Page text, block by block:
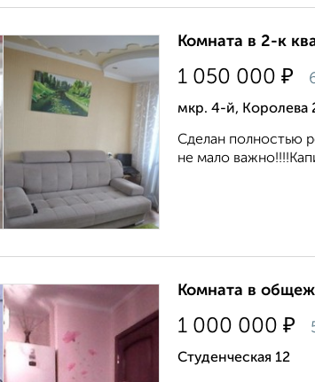
Комната в 2-к
1 050 000 ₽
мкр. 4-й, Королева
Сделан полностью
не мало
Комната в
1 000 000 ₽
Студенческая 12